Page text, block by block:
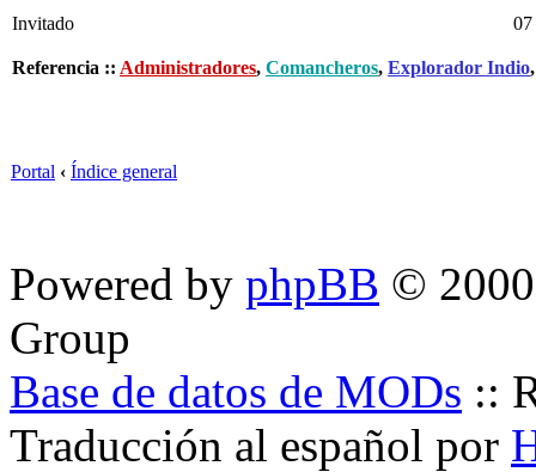
Invitado 07
Referencia :: Administradores, Comancheros, Explorador Indio
Portal ‹ Índice general
Powered by phpBB ©
Group
Base de datos de MODs ::
Traducción al español por